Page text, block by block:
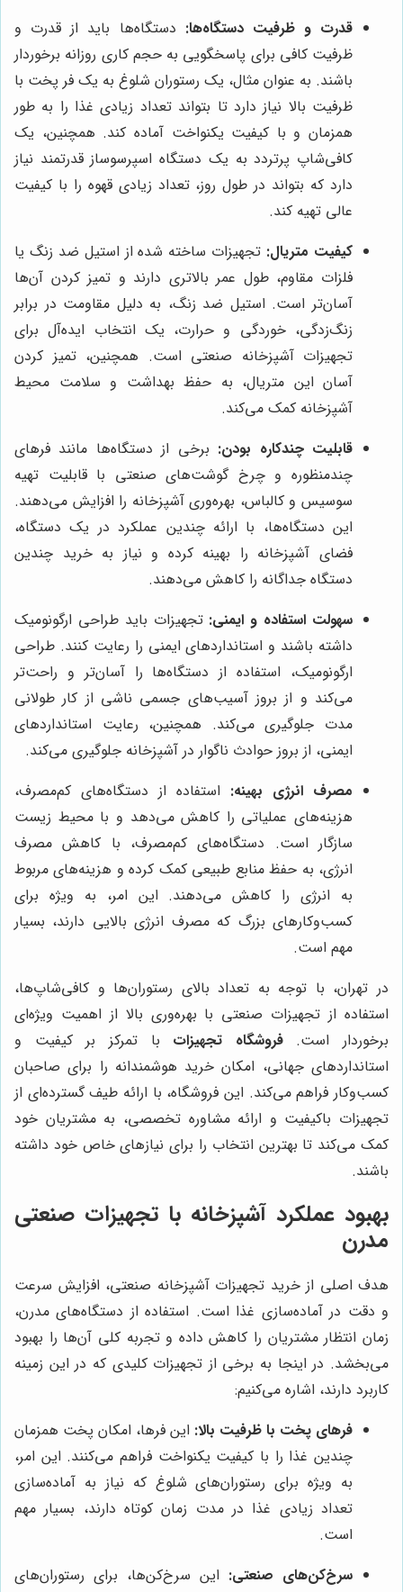
قدرت و ظرفیت دستگاه‌ها: دستگاه‌ها باید از قدرت و
ظرفیت کافی برای پاسخگویی به حجم کاری روزانه برخوردار
باشند. به عنوان مثال، یک رستوران شلوغ به یک فر پخت با
ظرفیت بالا نیاز دارد تا بتواند تعداد زیادی غذا را به طور
همزمان و با کیفیت یکنواخت آماده کند. همچنین، یک
کافی‌شاپ پرتردد به یک دستگاه اسپرسوساز قدرتمند نیاز
دارد که بتواند در طول روز، تعداد زیادی قهوه را با کیفیت
عالی تهیه کند.
کیفیت متریال: تجهیزات ساخته شده از استیل ضد زنگ یا
فلزات مقاوم، طول عمر بالاتری دارند و تمیز کردن آن‌ها
آسان‌تر است. استیل ضد زنگ، به دلیل مقاومت در برابر
زنگ‌زدگی، خوردگی و حرارت، یک انتخاب ایده‌آل برای
تجهیزات آشپزخانه صنعتی است. همچنین، تمیز کردن
آسان این متریال، به حفظ بهداشت و سلامت محیط
آشپزخانه کمک می‌کند.
قابلیت چندکاره بودن: برخی از دستگاه‌ها مانند فرهای
چندمنظوره و چرخ گوشت‌های صنعتی با قابلیت تهیه
سوسیس و کالباس، بهره‌وری آشپزخانه را افزایش می‌دهند.
این دستگاه‌ها، با ارائه چندین عملکرد در یک دستگاه،
فضای آشپزخانه را بهینه کرده و نیاز به خرید چندین
دستگاه جداگانه را کاهش می‌دهند.
سهولت استفاده و ایمنی: تجهیزات باید طراحی ارگونومیک
داشته باشند و استانداردهای ایمنی را رعایت کنند. طراحی
ارگونومیک، استفاده از دستگاه‌ها را آسان‌تر و راحت‌تر
می‌کند و از بروز آسیب‌های جسمی ناشی از کار طولانی
مدت جلوگیری می‌کند. همچنین، رعایت استانداردهای
ایمنی، از بروز حوادث ناگوار در آشپزخانه جلوگیری می‌کند.
مصرف انرژی بهینه: استفاده از دستگاه‌های کم‌مصرف،
هزینه‌های عملیاتی را کاهش می‌دهد و با محیط زیست
سازگار است. دستگاه‌های کم‌مصرف، با کاهش مصرف
انرژی، به حفظ منابع طبیعی کمک کرده و هزینه‌های مربوط
به انرژی را کاهش می‌دهند. این امر، به ویژه برای
کسب‌وکارهای بزرگ که مصرف انرژی بالایی دارند، بسیار
مهم است.
در تهران، با توجه به تعداد بالای رستوران‌ها و کافی‌شاپ‌ها،
استفاده از تجهیزات صنعتی با بهره‌وری بالا از اهمیت ویژه‌ای
برخوردار است.فروشگاه تجهیزات با تمرکز بر کیفیت و
استانداردهای جهانی، امکان خرید هوشمندانه را برای صاحبان
کسب‌وکار فراهم می‌کند. این فروشگاه، با ارائه طیف گسترده‌ای از
تجهیزات باکیفیت و ارائه مشاوره تخصصی، به مشتریان خود
کمک می‌کند تا بهترین انتخاب را برای نیازهای خاص خود داشته
باشند.
بهبود عملکرد آشپزخانه با تجهیزات صنعتی
مدرن
هدف اصلی از خرید تجهیزات آشپزخانه صنعتی، افزایش سرعت
و دقت در آماده‌سازی غذا است. استفاده از دستگاه‌های مدرن،
زمان انتظار مشتریان را کاهش داده و تجربه کلی آن‌ها را بهبود
می‌بخشد. در اینجا به برخی از تجهیزات کلیدی که در این زمینه
کاربرد دارند، اشاره می‌کنیم:
فرهای پخت با ظرفیت بالا: این فرها، امکان پخت همزمان
چندین غذا را با کیفیت یکنواخت فراهم می‌کنند. این امر،
به ویژه برای رستوران‌های شلوغ که نیاز به آماده‌سازی
تعداد زیادی غذا در مدت زمان کوتاه دارند، بسیار مهم
است.
سرخ‌کن‌های صنعتی: این سرخ‌کن‌ها، برای رستوران‌های